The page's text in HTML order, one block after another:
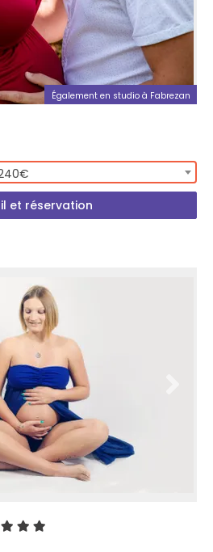
Également en studio à Fabrezan
et réservation